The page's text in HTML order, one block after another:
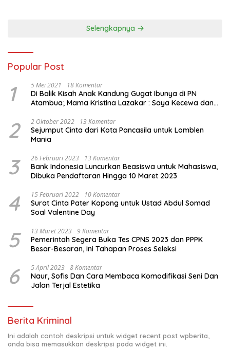
Selengkapnya
Popular Post
1 5 Mei 2021 18 Komentar
Di Balik Kisah Anak Kandung Gugat Ibunya di PN
Atambua; Mama Kristina Lazakar : Saya Kecewa dan
2 2 Oktober 2022 13 Komentar
Sejumput Cinta dari Kota Pancasila untuk Lomblen
Mania
3 26 Februari 2023 13 Komentar
Bank Indonesia Luncurkan Beasiswa untuk Mahasiswa,
Dibuka Pendaftaran Hingga 10 Maret 2023
4 15 Februari 2022 10 Komentar
Surat Cinta Pater Kopong untuk Ustad Abdul Somad
Soal Valentine Day
5 13 Maret 2023 9 Komentar
Pemerintah Segera Buka Tes CPNS 2023 dan PPPK
Besar-Besaran, Ini Tahapan Proses Seleksi
6 5 April 2023 8 Komentar
Naur, Sofis Dan Cara Membaca Komodifikasi Seni Dan
Jalan Terjal Estetika
Berita Kriminal
Ini adalah contoh deskripsi untuk widget recent post wpberita,
anda bisa memasukkan deskripsi pada widget ini.